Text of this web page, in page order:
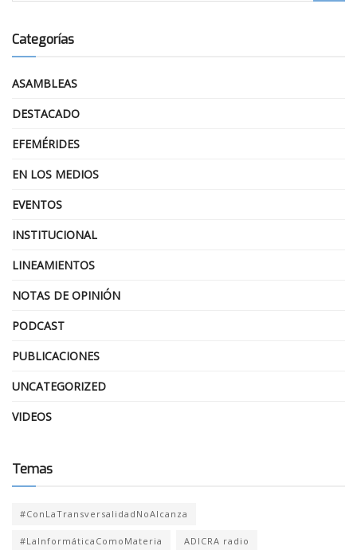
Categorías
ASAMBLEAS
DESTACADO
EFEMÉRIDES
EN LOS MEDIOS
EVENTOS
INSTITUCIONAL
LINEAMIENTOS
NOTAS DE OPINIÓN
PODCAST
PUBLICACIONES
UNCATEGORIZED
VIDEOS
Temas
#ConLaTransversalidadNoAlcanza
#LaInformáticaComoMateria ADICRA radio